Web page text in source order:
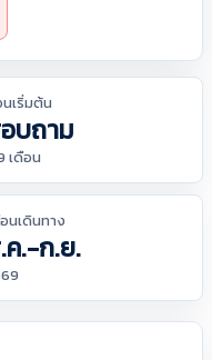
เริ่มต้น
บถาม
เดือน
นเดินทาง
ค.-ก.ย.